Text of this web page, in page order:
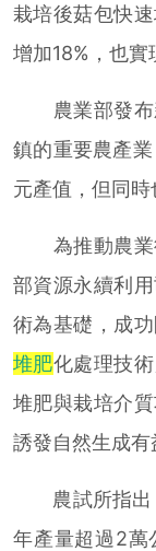
栽培後菇包快
增加18%，也實
農業部發布
鎮的重要農產
元產值，但同時
為推動農業
部資源永續利
術為基礎，成
堆肥化處理技
堆肥與栽培介
誘發自然生成
農試所指出
年產量超過2萬